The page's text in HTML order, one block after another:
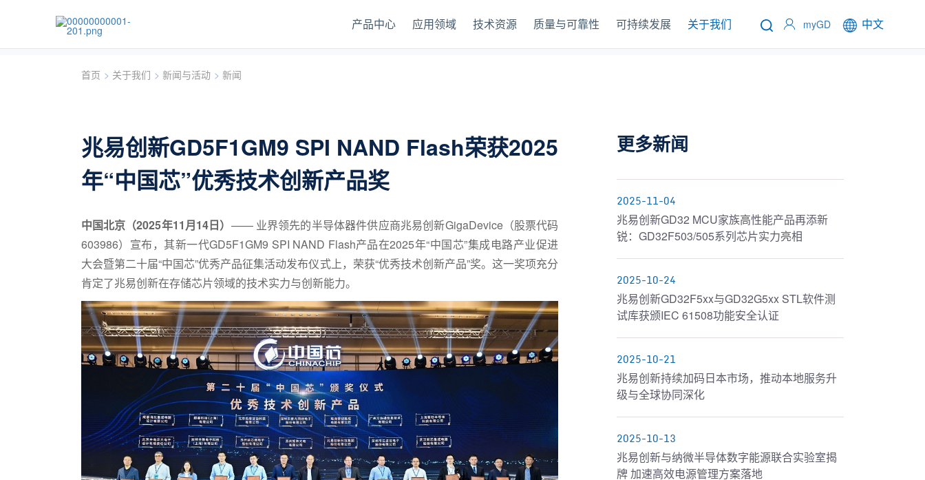
产品中心 应用领域 技术资源 质量与可靠性 可持续发展 关于我们 myGD 中文
首页 > 关于我们 > 新闻与活动 > 新闻
兆易创新GD5F1GM9 SPI NAND Flash荣获2025
年“中国芯”优秀技术创新产品奖
中国北京（2025年11月14日） —— 业界领先的半导体器件供应商兆易创新GigaDevice（股票代码
603986）宣布，其新一代GD5F1GM9 SPI NAND Flash产品在2025年“中国芯”集成电路产业促进
大会暨第二十届“中国芯”优秀产品征集活动发布仪式上，荣获“优秀技术创新产品”奖。这一奖项充分
肯定了兆易创新在存储芯片领域的技术实力与创新能力。
更多新闻
2025-11-04
兆易创新GD32 MCU家族高性能产品再添新
锐：GD32F503/505系列芯片实力亮相
2025-10-24
兆易创新GD32F5xx与GD32G5xx STL软件测
试库获颁IEC 61508功能安全认证
2025-10-21
兆易创新持续加码日本市场，推动本地服务升
级与全球协同深化
2025-10-13
兆易创新与纳微半导体数字能源联合实验室揭
牌 加速高效电源管理方案落地